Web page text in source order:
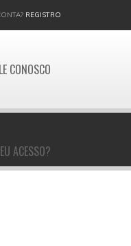
REGISTRO
CONOSCO
ACESSO?